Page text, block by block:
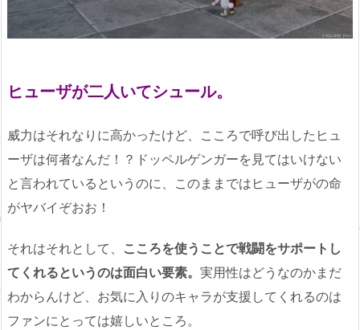
ヒューザが二人いてシュール。
威力はそれなりに高かったけど、こころで呼び出したヒュ
ーザは何者なんだ！？ドッペルゲンガーを見てはいけない
と言われているというのに、このままではヒューザがの命
がヤバイぞおお！
それはそれとして、 こころを使うことで戦闘をサポートし
てくれるというのは面白い要素。 実用性はどうなのかまだ
わからんけど、お気に入りのキャラが支援してくれるのは
ファンにとっては嬉しいところ。